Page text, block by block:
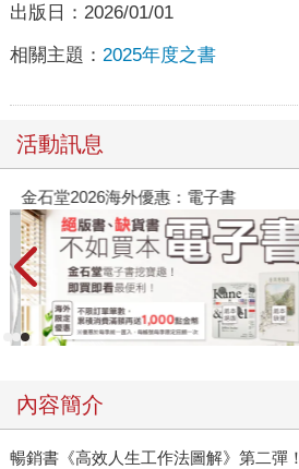
出版日： 2026/01/01
相關主題： 2025年度之書
活動訊息
金石堂2026海外優惠：電子書
內容簡介
暢銷書《高效人生工作法圖解》第二彈！